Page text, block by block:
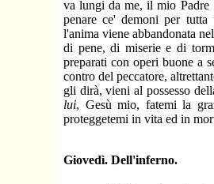
va lungi da me, il mio Padre
penare ce' demoni per
l'anima viene abbandonata
di pene, di miserie e di
preparati con operi buone a
contro del peccatore,
gli dirà, vieni al possesso
lui, Gesù mio, fatemi la
proteggetemi in vita ed in
Giovedì. Dell'inferno.